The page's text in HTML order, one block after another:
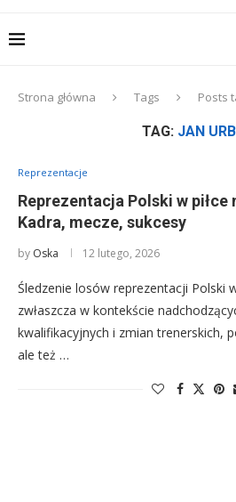
Strona główna Tags Posts
TAG: JAN
Reprezentacje
Reprezentacja Polski w piłce
Kadra, mecze, sukcesy
by Oska 12 lutego, 2026
Śledzenie losów reprezentacji Polski
zwłaszcza w kontekście
kwalifikacyjnych i zmian trenerskich,
ale też …